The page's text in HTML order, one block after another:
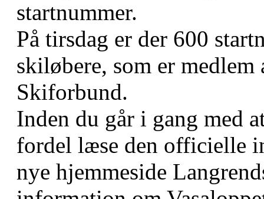
startnummer.
På tirsdag er der 600
skiløbere, som er
Skiforbund.
Inden du går i gang med
fordel læse den officielle
nye hjemmeside